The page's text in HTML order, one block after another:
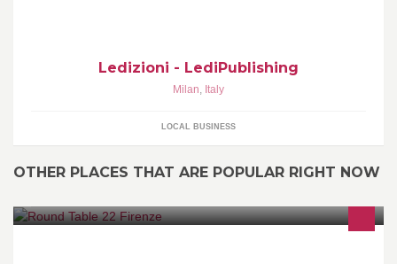
Ledizioni - LediPublishing
Milan, Italy
LOCAL BUSINESS
OTHER PLACES THAT ARE POPULAR RIGHT NOW